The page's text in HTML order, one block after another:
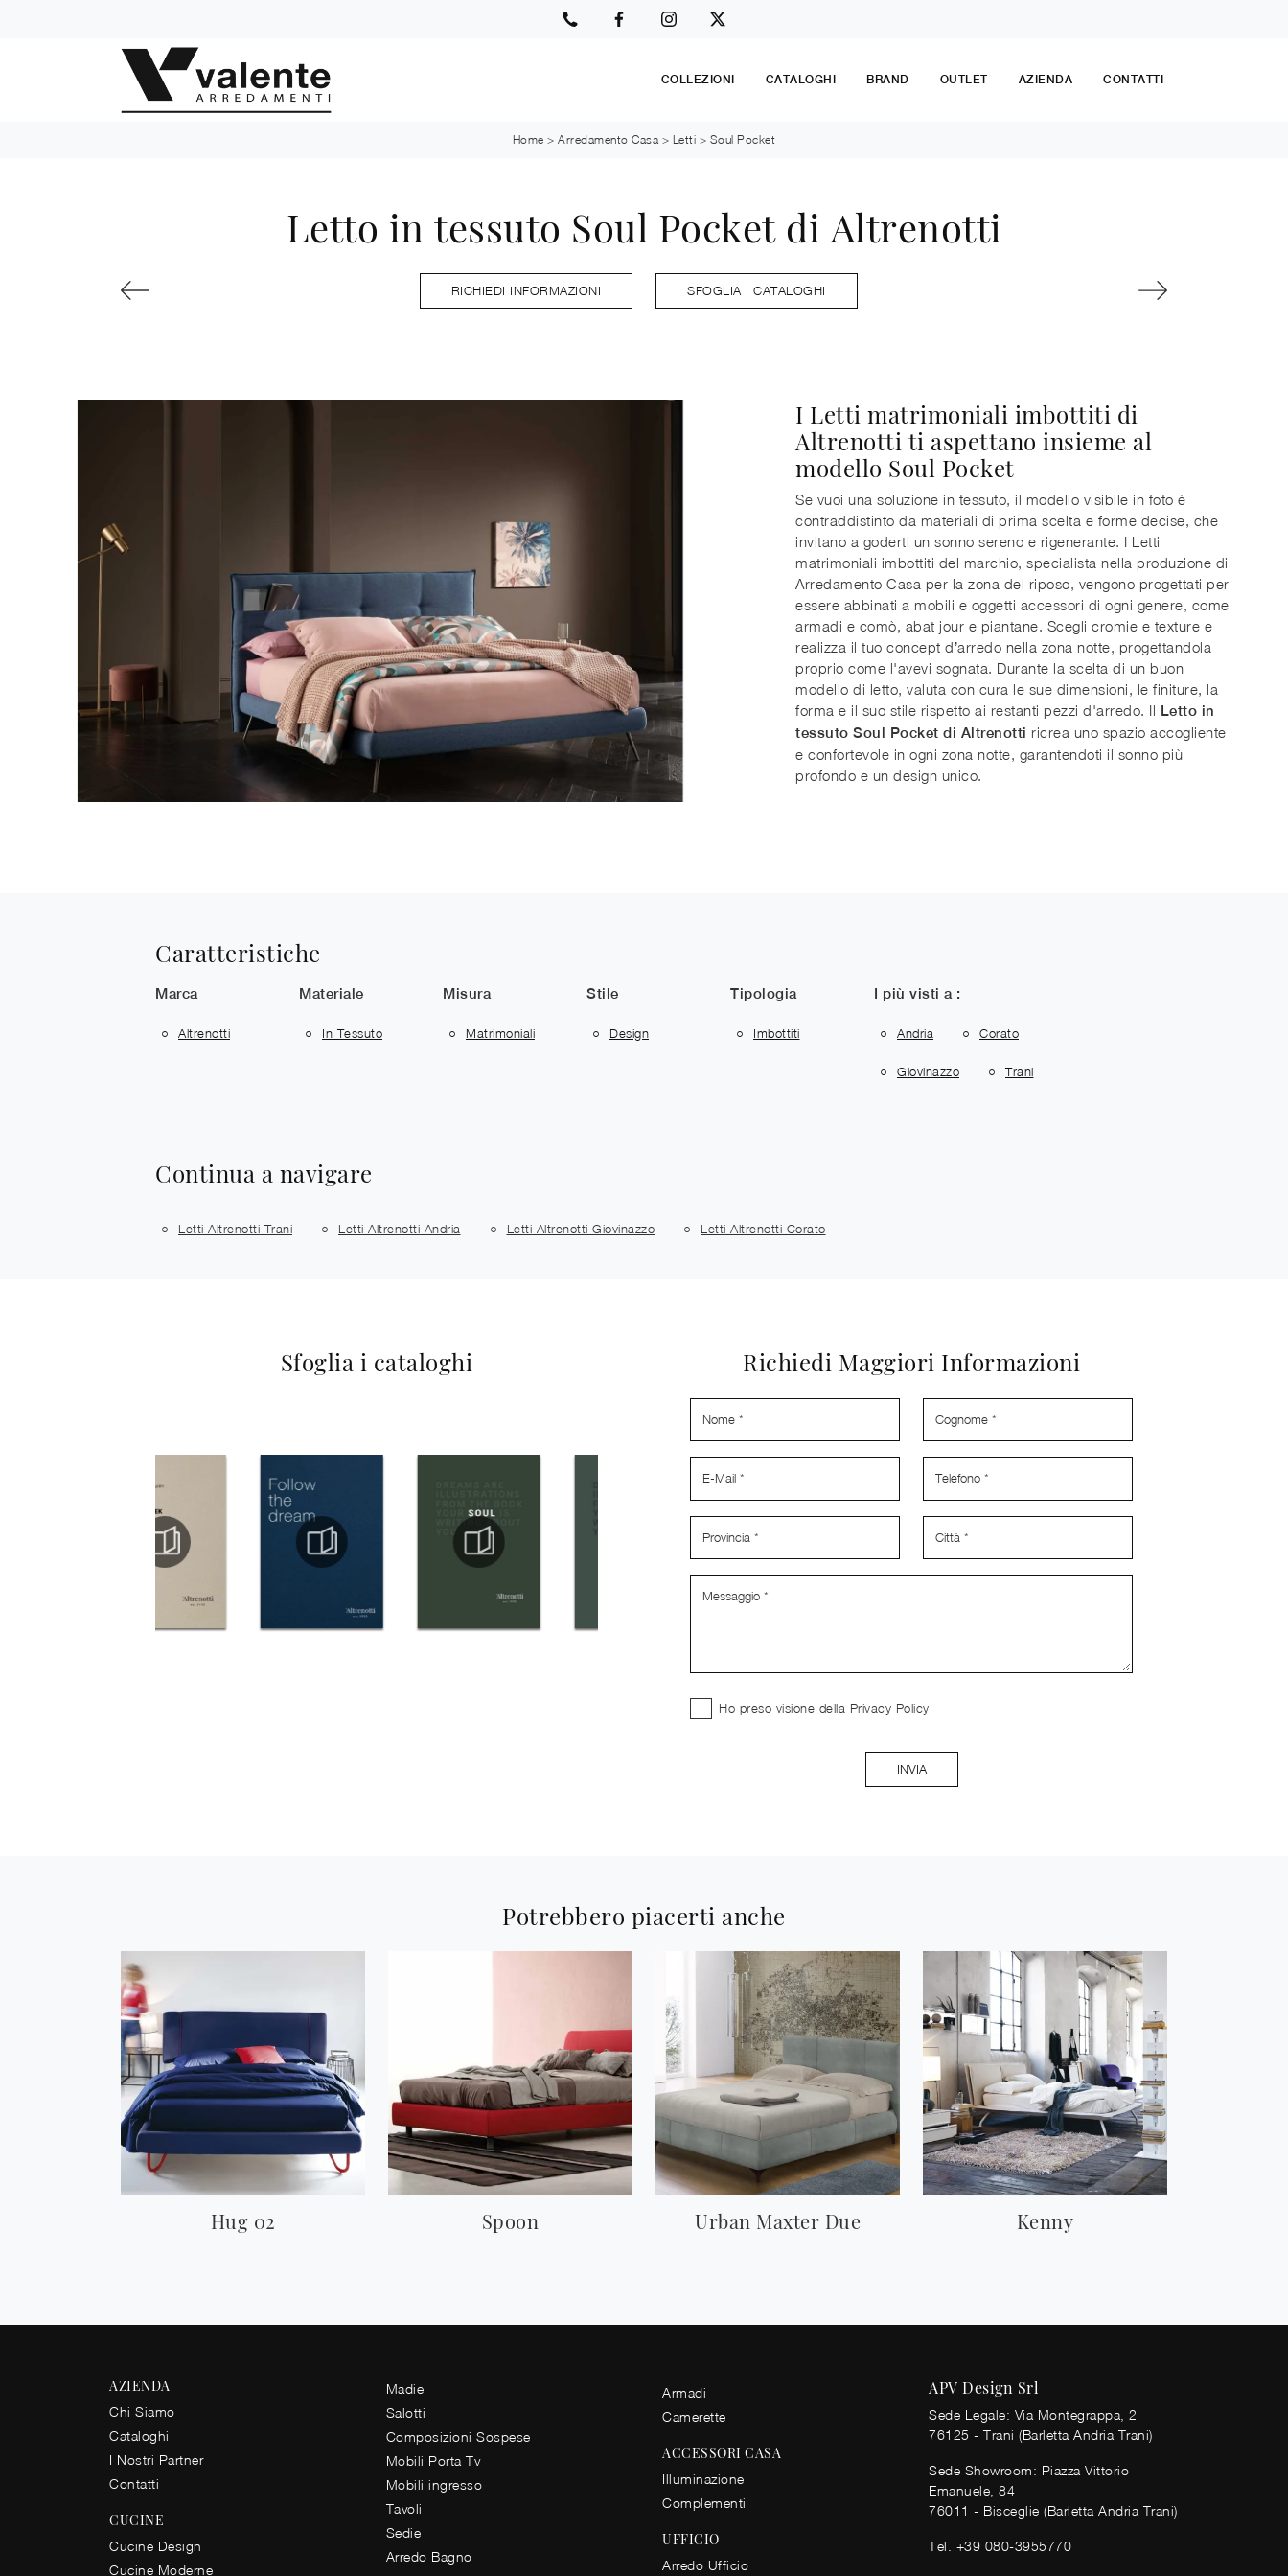
COLLEZIONI CATALOGHI BRAND OUTLET AZIENDA CONTATTI
Home >Arredamento Casa > Letti > Soul Pocket
Letto in tessuto Soul Pocket di Altrenotti
RICHIEDI INFORMAZIONI SFOGLIA I CATALOGHI
I Letti matrimoniali imbottiti di
Altrenotti ti aspettano insieme al
modello Soul Pocket
Se vuoi una soluzione in tessuto, il modello visibile in foto è
contraddistinto da materiali di prima scelta e forme decise, che
invitano a goderti un sonno sereno e rigenerante. I Letti
matrimoniali imbottiti del marchio, specialista nella produzione di
Arredamento Casa per la zona del riposo, vengono progettati per
essere abbinati a mobili e oggetti accessori di ogni genere, come
armadi e comò, abat jour e piantane. Scegli cromie e texture e
realizza il tuo concept d’arredo nella zona notte, progettandola
proprio come l'avevi sognata. Durante la scelta di un buon
modello di letto, valuta con cura le sue dimensioni, le finiture, la
forma e il suo stile rispetto ai restanti pezzi d'arredo. Il Letto in
tessuto Soul Pocket di Altrenotti ricrea uno spazio accogliente
e confortevole in ogni zona notte, garantendoti il sonno più
profondo e un design unico.
Caratteristiche
Marca
Altrenotti
Materiale
In Tessuto
Misura
Matrimoniali
Stile
Design
Tipologia
Imbottiti
I più visti a :
Andria Corato
Giovinazzo Trani
Continua a navigare
Letti Altrenotti Trani Letti Altrenotti Andria Letti Altrenotti Giovinazzo Letti Altrenotti Corato
Sfoglia i cataloghi Richiedi Maggiori Informazioni
Ho preso visione della Privacy Policy
INVIA
Potrebbero piacerti anche
Hug 02 Spoon Urban Maxter Due Kenny
AZIENDA
Chi Siamo
Cataloghi
I Nostri Partner
Contatti
CUCINE
Cucine Design
Cucine Moderne
Madie
Salotti
Composizioni Sospese
Mobili Porta Tv
Mobili ingresso
Tavoli
Sedie
Arredo Bagno
Armadi
Camerette
ACCESSORI CASA
Illuminazione
Complementi
UFFICIO
Arredo Ufficio
APV Design Srl
Sede Legale: Via Montegrappa, 2
76125 - Trani (Barletta Andria Trani)
Sede Showroom: Piazza Vittorio
Emanuele, 84
76011 - Bisceglie (Barletta Andria Trani)
Tel. +39 080-3955770